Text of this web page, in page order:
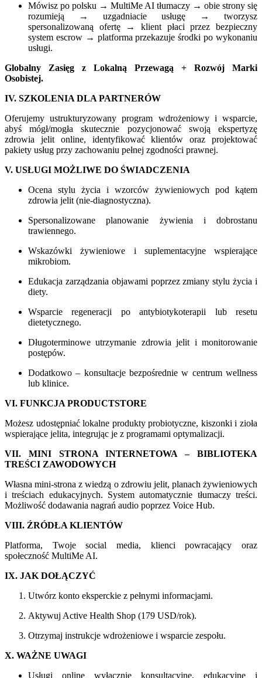
Mówisz po polsku → MultiMe AI tłumaczy → obie strony się
rozumieją → uzgadniacie usługę → tworzysz
spersonalizowaną ofertę → klient płaci przez bezpieczny
system escrow → platforma przekazuje środki po wykonaniu
usługi.
Globalny Zasięg z Lokalną Przewagą + Rozwój Marki
Osobistej.
IV. SZKOLENIA DLA PARTNERÓW
Oferujemy ustrukturyzowany program wdrożeniowy i wsparcie,
abyś mógł/mogła skutecznie pozycjonować swoją ekspertyzę
zdrowia jelit online, identyfikować klientów oraz projektować
pakiety usług przy zachowaniu pełnej zgodności prawnej.
V. USŁUGI MOŻLIWE DO ŚWIADCZENIA
Ocena stylu życia i wzorców żywieniowych pod kątem
zdrowia jelit (nie-diagnostyczna).
Spersonalizowane planowanie żywienia i dobrostanu
trawiennego.
Wskazówki żywieniowe i suplementacyjne wspierające
mikrobiom.
Edukacja zarządzania objawami poprzez zmiany stylu życia i
diety.
Wsparcie regeneracji po antybiotykoterapii lub resetu
dietetycznego.
Długoterminowe utrzymanie zdrowia jelit i monitorowanie
postępów.
Dodatkowo – konsultacje bezpośrednie w centrum wellness
lub klinice.
VI. FUNKCJA PRODUCTSTORE
Możesz udostępniać lokalne produkty probiotyczne, kiszonki i zioła
wspierające jelita, integrując je z programami optymalizacji.
VII. MINI STRONA INTERNETOWA – BIBLIOTEKA
TREŚCI ZAWODOWYCH
Własna mini-strona z wiedzą o zdrowiu jelit, planach żywieniowych
i treściach edukacyjnych. System automatycznie tłumaczy treści.
Możliwość dodawania nagrań audio poprzez Voice Hub.
VIII. ŹRÓDŁA KLIENTÓW
Platforma, Twoje social media, klienci powracający oraz
społeczność MultiMe AI.
IX. JAK DOŁĄCZYĆ
Utwórz konto eksperckie z pełnymi informacjami.
Aktywuj Active Health Shop (179 USD/rok).
Otrzymaj instrukcje wdrożeniowe i wsparcie zespołu.
X. WAŻNE UWAGI
Usługi online wyłącznie konsultacyjne, edukacyjne i